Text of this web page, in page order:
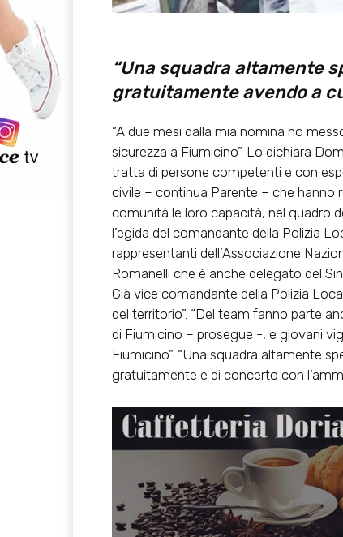
“Una squadra altamente
gratuitamente avendo a
“A due mesi dalla mia nomina ho
sicurezza a Fiumicino”. Lo dichiara
tratta di persone competenti e con
civile – continua Parente – che hanno
comunità le loro capacità, nel quadro
l’egida del comandante della Polizia
rappresentanti dell’Associazione
Romanelli che è anche delegato del
Già vice comandante della Polizia
del territorio”. “Del team fanno parte
di Fiumicino – prosegue -, e giovani
Fiumicino”. “Una squadra altamente
gratuitamente e di concerto con